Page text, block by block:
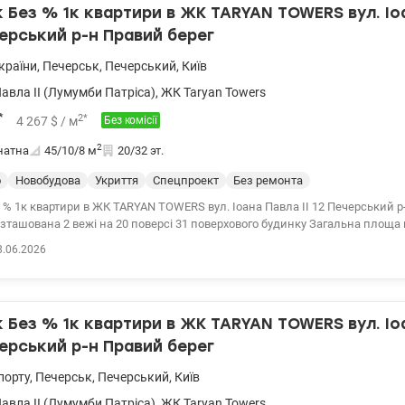
% 1к квартири в ЖК TARYAN TOWERS вул.
р-н Правий берег
, Печерськ, Печерський, Київ
II (Лумумби Патріса), ЖК Taryan Towers
4 267 $ / м2* Без комісії
45/10/8 м2 20/32 эт.
Новобудова Укриття Спецпроект
Без ремонта
1к квартири в ЖК TARYAN TOWERS вул. Іоана Павла II 12 Печерський
2 вежі на 20 поверсі 31 поверхового будинку Загальна площа
парк та зона відпочинку — оаза тиші та свіжого повітря на висоті
вежі: Власний планетарій — для тих, хто прагне торкнутися зірок, не
тренажерний зал, басейни та зона релаксації світового рівня.
Для поціновувачів кардіо — професійна доріжка на рівні 30-го
% 1к квартири в ЖК TARYAN TOWERS вул.
р-н Правий берег
, Печерськ, Печерський, Київ